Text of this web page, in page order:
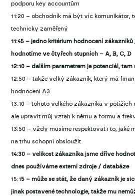
podporu key accountům
11:20 – obchodník má být víc komunikátor,
technicky zaměřený
11:45 – jedno kritérium hodnocení zákazníků
hodnotíme ve čtyřech stupních – A, B, C, D
12:10 – dalším parametrem je potenciál, tam
12:50 – takže velký zákazník, který má
hodnocení A3
13:10 – tohoto velkého zákazníka v
ale upravit můj vztah k němu a formu a
13:50 – vždy musíme respektovat i to, jaké
na trhu schopni obsloužit
14:30 – velikost zákazníka jsme dříve
dnes používáme externí zdroje / databáze
15:15 – může se stát, že daný zákazník je
jinak postavené technologie, takže mu